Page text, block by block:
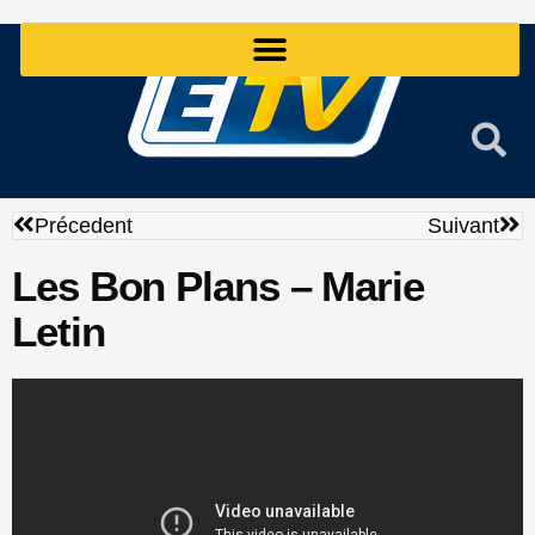
Précédent
Précedent Suivant
Les Bon Plans – Marie
Letin